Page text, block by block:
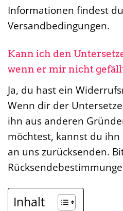
Informationen findest
Versandbedingungen.
Kann ich den
wenn er mir nicht
Ja, du hast ein
Wenn dir der
ihn aus anderen
möchtest, kannst du
an uns zurücksenden.
Inhalt